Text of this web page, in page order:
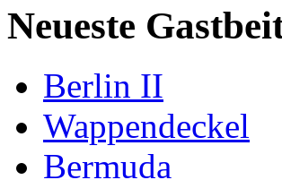
Neueste
Berlin II
Wappendeckel
Bermuda